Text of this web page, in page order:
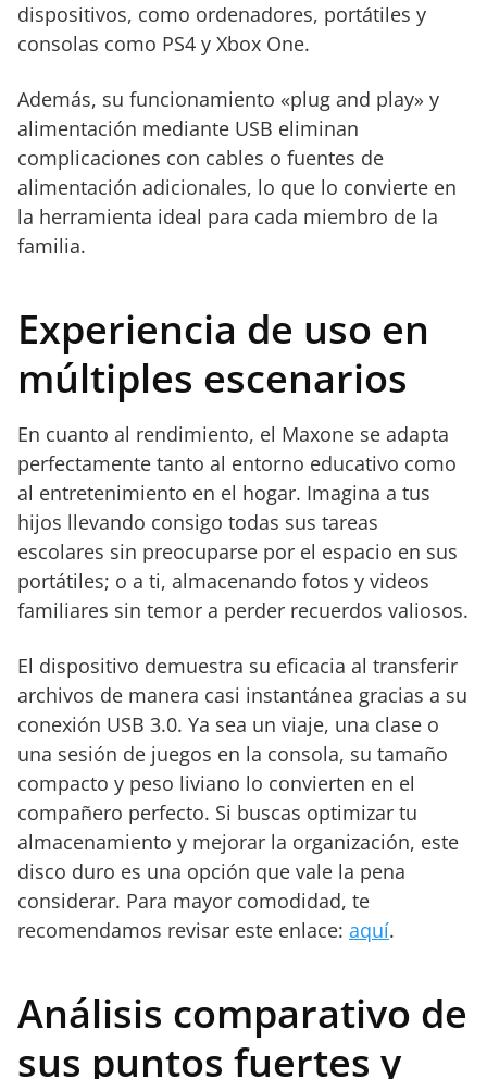
dispositivos, como ordenadores, portátiles y
consolas como PS4 y Xbox One.
Además, su funcionamiento «plug and play» y
alimentación mediante USB eliminan
complicaciones con cables o fuentes de
alimentación adicionales, lo que lo convierte en
la herramienta ideal para cada miembro de la
familia.
Experiencia de uso en
múltiples escenarios
En cuanto al rendimiento, el Maxone se adapta
perfectamente tanto al entorno educativo como
al entretenimiento en el hogar. Imagina a tus
hijos llevando consigo todas sus tareas
escolares sin preocuparse por el espacio en sus
portátiles; o a ti, almacenando fotos y videos
familiares sin temor a perder recuerdos valiosos.
El dispositivo demuestra su eficacia al transferir
archivos de manera casi instantánea gracias a su
conexión USB 3.0. Ya sea un viaje, una clase o
una sesión de juegos en la consola, su tamaño
compacto y peso liviano lo convierten en el
compañero perfecto. Si buscas optimizar tu
almacenamiento y mejorar la organización, este
disco duro es una opción que vale la pena
considerar. Para mayor comodidad, te
recomendamos revisar este enlace: aquí.
Análisis comparativo de
sus puntos fuertes y